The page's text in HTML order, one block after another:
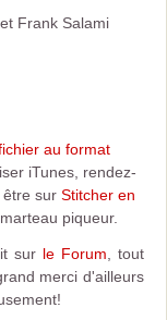
Frank Salami
au format
iTunes, rendez-
être sur Stitcher en
piqueur.
sur le Forum , tout
merci d'ailleurs